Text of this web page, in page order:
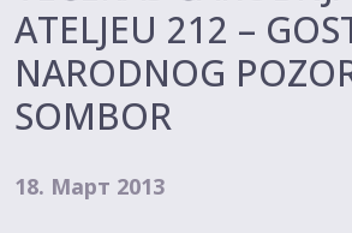
ATELJEU 212 –
NARODNOG
SOMBOR
18. Март 2013